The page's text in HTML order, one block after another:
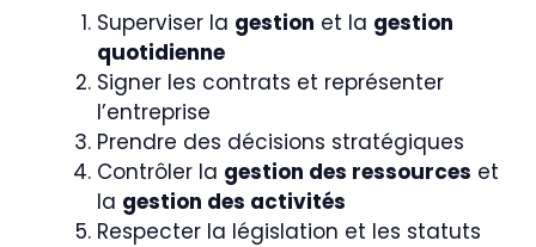
Superviser la gestion et la gestion
quotidienne
Signer les contrats et représenter
l’entreprise
Prendre des décisions stratégiques
Contrôler la gestion des ressources et
la gestion des activités
Respecter la législation et les statuts